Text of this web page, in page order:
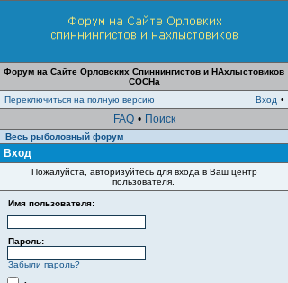
Форум на Сайте Орловских Спиннингистов и НАхлыстовиков
СОСНа
Переключиться на полную версию
Вход •
FAQ • Поиск
Весь рыболовный форум
Вход
Пожалуйста, авторизуйтесь для входа в Ваш центр
пользователя.
Имя пользователя:
Пароль:
Забыли пароль?